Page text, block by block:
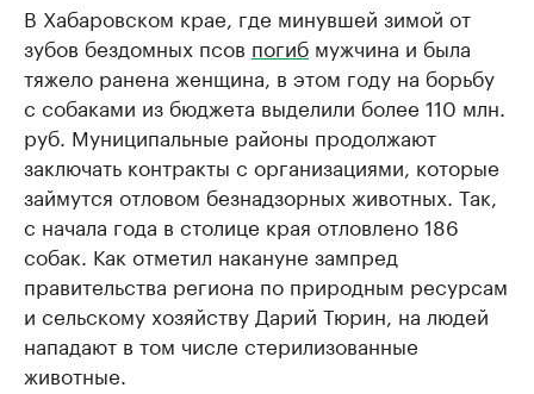
В Хабаровском крае, где минувшей зимой от
зубов бездомных псов погиб мужчина и была
тяжело ранена женщина, в этом году на борьбу
с собаками из бюджета выделили более 110 млн.
руб. Муниципальные районы продолжают
заключать контракты с организациями, которые
займутся отловом безнадзорных животных. Так,
с начала года в столице края отловлено 186
собак. Как отметил накануне зампред
правительства региона по природным ресурсам
и сельскому хозяйству Дарий Тюрин, на людей
нападают в том числе стерилизованные
животные.